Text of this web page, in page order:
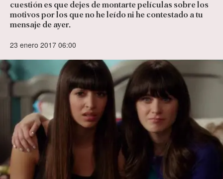
cuestión es que dejes de montarte películas sobre los
motivos por los que no he leído ni he contestado a tu
mensaje de ayer.
23 enero 2017 06:00